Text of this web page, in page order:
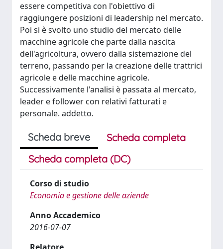
essere competitiva con l'obiettivo di
raggiungere posizioni di leadership nel mercato.
Poi si è svolto uno studio del mercato delle
macchine agricole che parte dalla nascita
dell'agricoltura, ovvero dalla sistemazione del
terreno, passando per la creazione delle trattrici
agricole e delle macchine agricole.
Successivamente l'analisi è passata al mercato,
leader e follower con relativi fatturati e
personale. addetto.
Scheda breve
Scheda completa
Scheda completa (DC)
Corso di studio
Economia e gestione delle aziende
Anno Accademico
2016-07-07